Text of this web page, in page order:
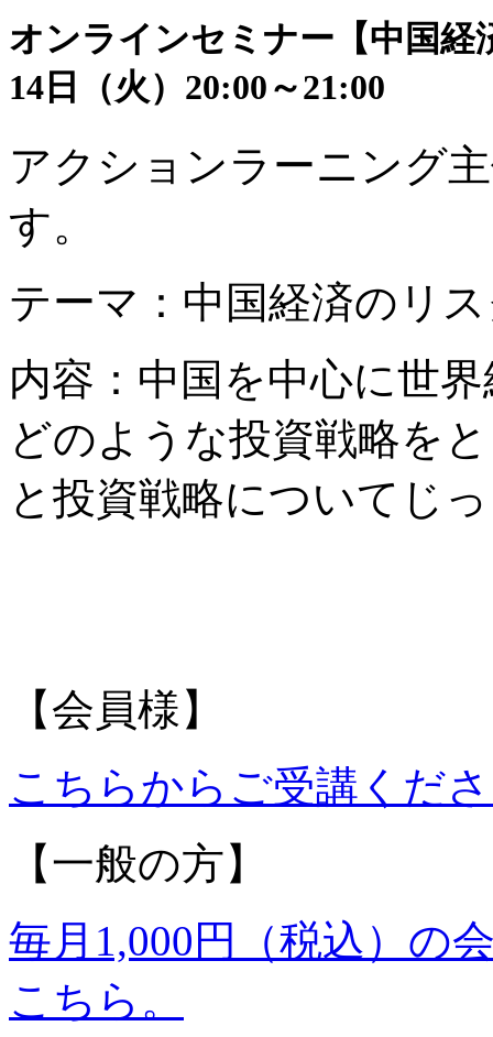
オンラインセミナー【中国
14日（火）20:00～21:00
アクションラーニング
す。
テーマ：中国経済のリ
内容：中国を中心に世
どのような投資戦略を
と投資戦略についてじ
【会員様】
こちらからご受講くだ
【一般の方】
毎月1,000円（税込）の
こちら。